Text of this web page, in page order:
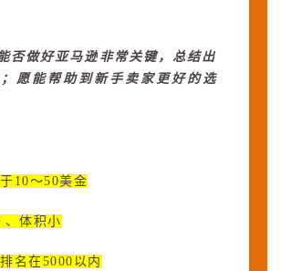
否做好亚马逊非常关键，总结出
愿能帮助到新手卖家更好的选
10～50美金
、体积小
名在5000以内